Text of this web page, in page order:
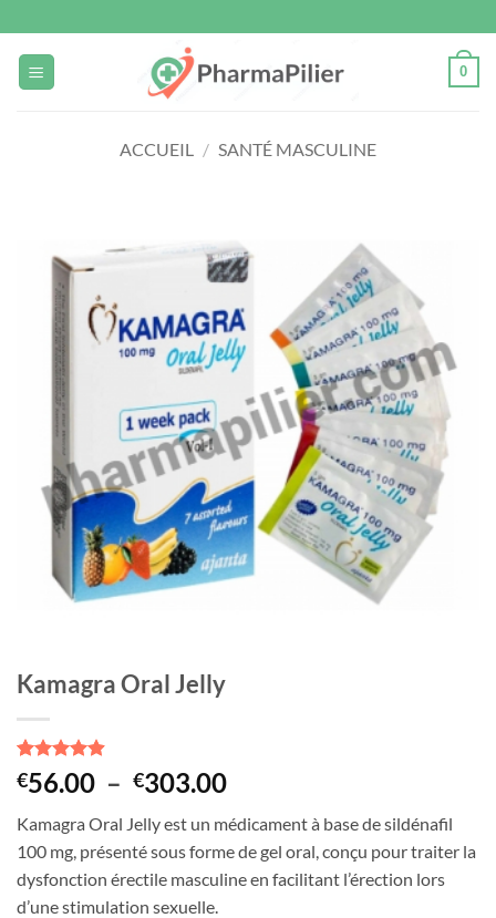
au
contenu
0
ACCUEIL / SANTÉ MASCULINE
Kamagra Oral Jelly
Noté 4.88
sur 5 basé
16
notations
client
€56.00 – €303.00Plage
prix :
€56.00
à
Kamagra Oral Jelly est un médicament à base de sildénafil
100 mg, présenté sous forme de gel oral, conçu pour traiter la
dysfonction érectile masculine en facilitant l’érection lors
d’une stimulation sexuelle.